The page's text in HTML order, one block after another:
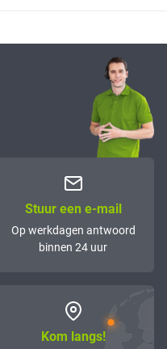
Stuur een e-mail
Op werkdagen antwoord
binnen 24 uur
Kom langs!